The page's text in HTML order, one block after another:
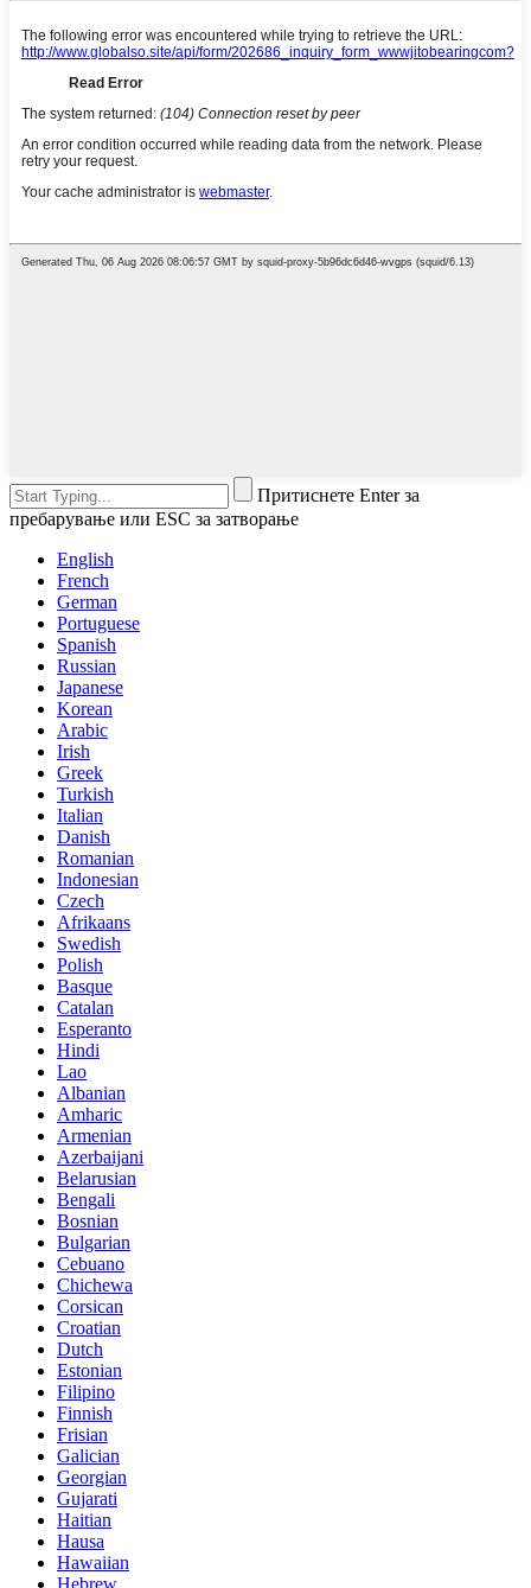
Притиснете Enter за
пребарување или ESC за затворање
English
French
German
Portuguese
Spanish
Russian
Japanese
Korean
Arabic
Irish
Greek
Turkish
Italian
Danish
Romanian
Indonesian
Czech
Afrikaans
Swedish
Polish
Basque
Catalan
Esperanto
Hindi
Lao
Albanian
Amharic
Armenian
Azerbaijani
Belarusian
Bengali
Bosnian
Bulgarian
Cebuano
Chichewa
Corsican
Croatian
Dutch
Estonian
Filipino
Finnish
Frisian
Galician
Georgian
Gujarati
Haitian
Hausa
Hawaiian